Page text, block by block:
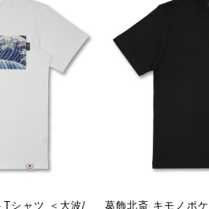
Tシャツ ＜大波/
葛飾北斎 キモノポ